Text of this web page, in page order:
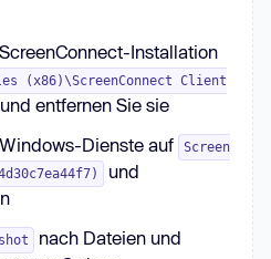
Installation
(x86)\ScreenConnect Client
und entfernen Sie sie
Dienste auf
Screen
und
nach Dateien und